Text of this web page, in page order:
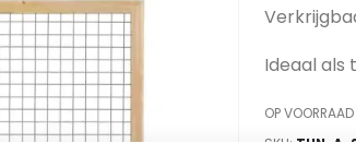
Ideaal als
OP VOORRAAD
SKU THN-A-